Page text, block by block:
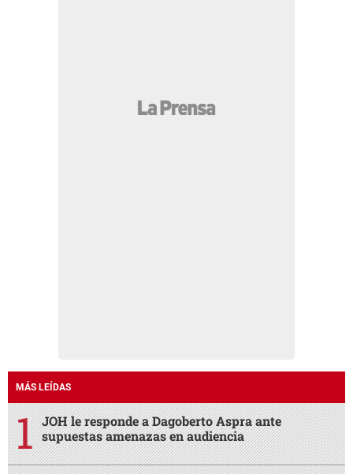
MÁS LEÍDAS
JOH le responde a Dagoberto Aspra ante
supuestas amenazas en audiencia